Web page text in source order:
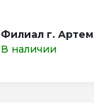
Филиал г. Артем
В наличии